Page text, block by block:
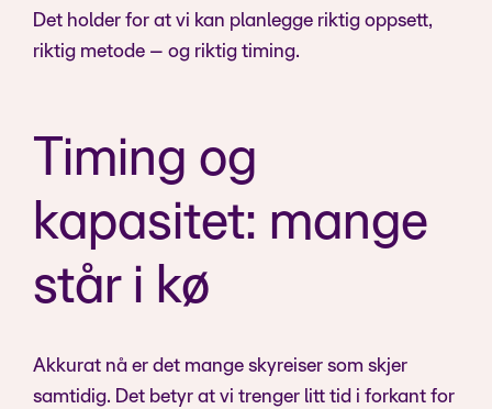
Det holder for at vi kan planlegge riktig oppsett,
riktig metode – og riktig timing.
Timing og
kapasitet: mange
står i kø
Akkurat nå er det mange skyreiser som skjer
samtidig. Det betyr at vi trenger litt tid i forkant for